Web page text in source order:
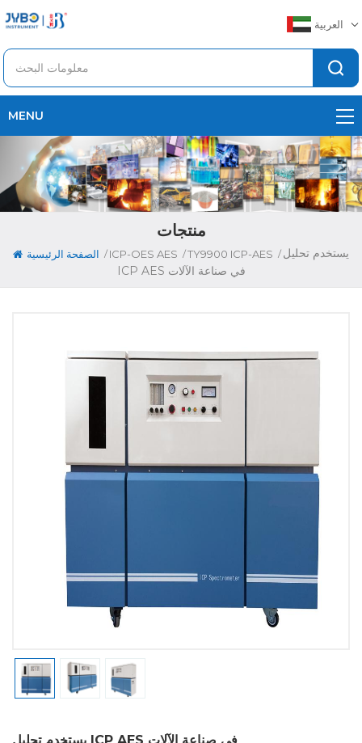
العربية
MENU
منتجات
الصفحة الرئيسية / ICP-OES AES /TY9900 ICP-AES / يستخدم تحليل
ICP AES في صناعة الآلات